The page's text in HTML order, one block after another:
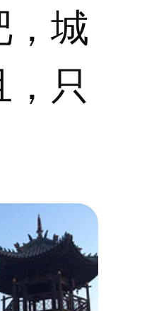
，城
只